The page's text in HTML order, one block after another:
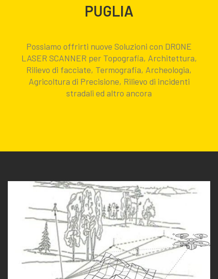
PUGLIA
Possiamo offrirti nuove Soluzioni con DRONE
LASER SCANNER per Topografia, Architettura,
Rilievo di facciate, Termografia, Archeologia,
Agricoltura di Precisione, Rilievo di incidenti
stradali ed altro ancora